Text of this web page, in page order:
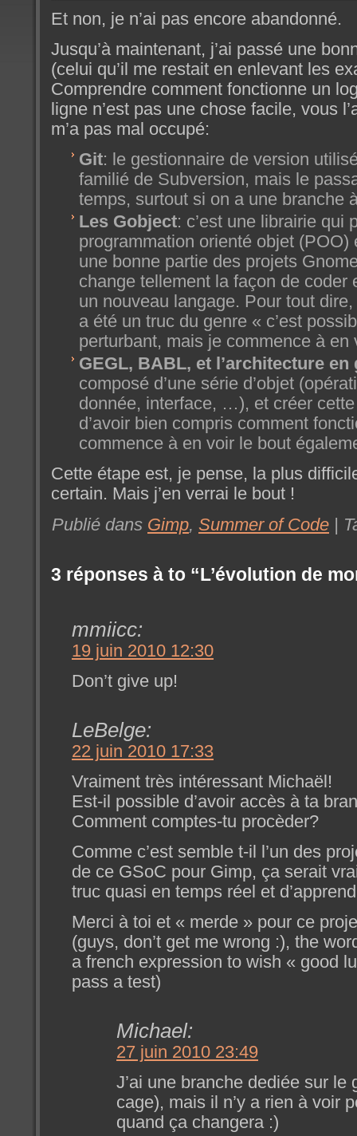
Et non, je n’ai pas encore abandonné.
Jusqu’à maintenant, j’ai passé une
(celui qu’il me restait en enlevant les
Comprendre comment fonctionne un
ligne n’est pas une chose facile, vous
m’a pas mal occupé:
Git: le gestionnaire de version
familié de Subversion, mais le
temps, surtout si on a une branche
Les Gobject: c’est une librairie qui
programmation orienté objet
une bonne partie des projets
change tellement la façon de coder
un nouveau langage. Pour tout
a été un truc du genre « c’est
perturbant, mais je commence à en
GEGL, BABL, et l’architecture en
composé d’une série d’objet
donnée, interface, …), et créer
d’avoir bien compris comment
commence à en voir le bout
Cette étape est, je pense, la plus
certain. Mais j’en verrai le bout !
Publié dans Gimp, Summer of Code |
3 réponses à to “L’évolution de
mmiicc:
19 juin 2010 12:30
Don’t give up!
LeBelge:
22 juin 2010 17:33
Vraiment très intéressant Michaël!
Est-il possible d’avoir accès à ta
Comment comptes-tu procèder?
Comme c’est semble t-il l’un des
de ce GSoC pour Gimp, ça serait
truc quasi en temps réel et
Merci à toi et « merde » pour ce
(guys, don’t get me wrong :), the
a french expression to wish « good
pass a test)
Michael:
27 juin 2010 23:49
J’ai une branche dediée sur le
cage), mais il n’y a rien à voir
quand ça changera :)